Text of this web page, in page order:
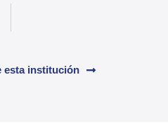
esta institución